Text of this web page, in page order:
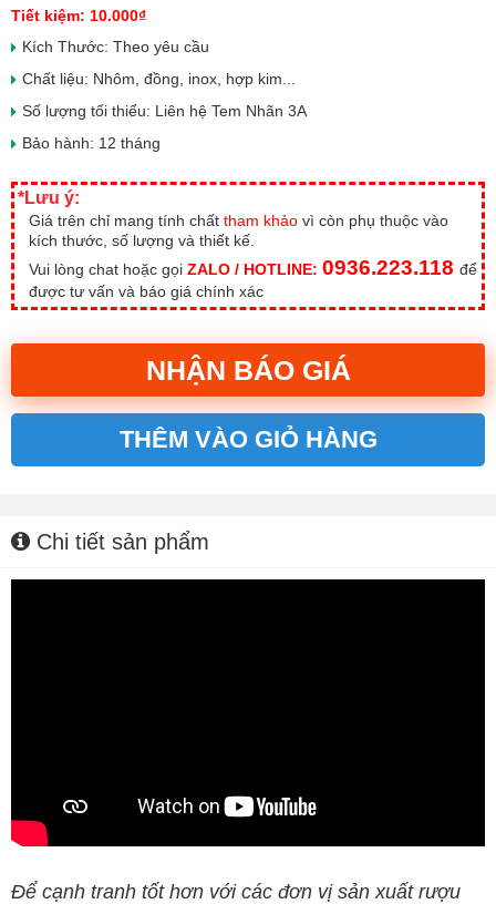
Tiết kiệm: 10.000₫
Kích Thước: Theo yêu cầu
Chất liệu: Nhôm, đồng, inox, hợp kim...
Số lượng tối thiểu: Liên hệ Tem Nhãn 3A
Bảo hành: 12 tháng
*Lưu ý:
Giá trên chỉ mang tính chất tham khảo vì còn phụ thuộc vào
kích thước, số lượng và thiết kế.
Vui lòng chat hoặc gọi ZALO / HOTLINE: 0936.223.118 để
được tư vấn và báo giá chính xác
NHẬN BÁO GIÁ
THÊM VÀO GIỎ HÀNG
Chi tiết sản phẩm
Để cạnh tranh tốt hơn với các đơn vị sản xuất rượu